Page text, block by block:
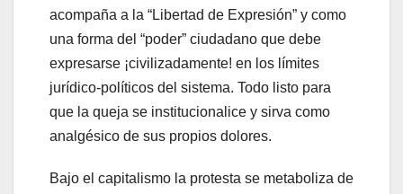
acompaña a la “Libertad de Expresión” y como
una forma del “poder” ciudadano que debe
expresarse ¡civilizadamente! en los límites
jurídico-políticos del sistema. Todo listo para
que la queja se institucionalice y sirva como
analgésico de sus propios dolores.
Bajo el capitalismo la protesta se metaboliza de